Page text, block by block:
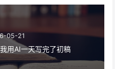
05-21
用AI一天写完了初稿